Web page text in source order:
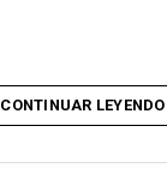
CONTINUAR LEYENDO